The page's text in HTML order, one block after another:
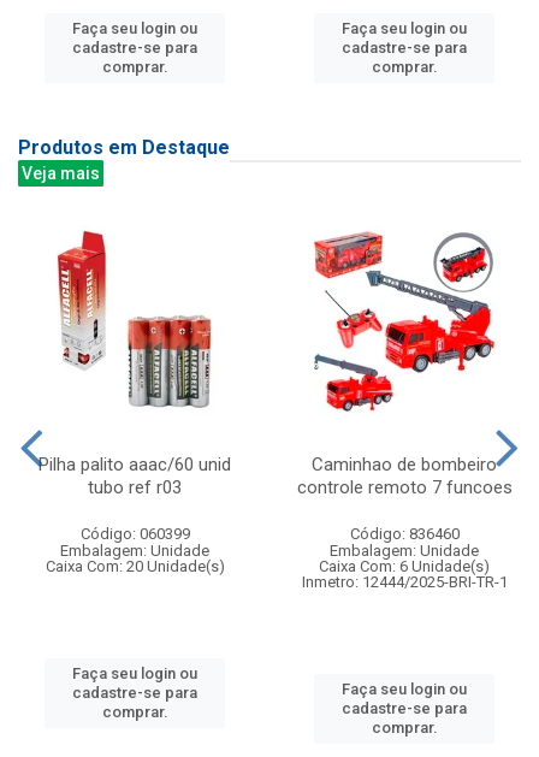
Faça seu login ou
cadastre-se para
comprar.
Faça seu login ou
cadastre-se para
comprar.
Produtos em Destaque
Veja mais
Pilha palito aaac/60 unid
tubo ref r03
Código: 060399
Embalagem: Unidade
Caixa Com: 20 Unidade(s)
Faça seu login ou
cadastre-se para
comprar.
Caminhao de bombeiro
controle remoto 7 funcoes
Código: 836460
Embalagem: Unidade
Caixa Com: 6 Unidade(s)
Inmetro: 12444/2025-BRI-TR-1
Faça seu login ou
cadastre-se para
comprar.